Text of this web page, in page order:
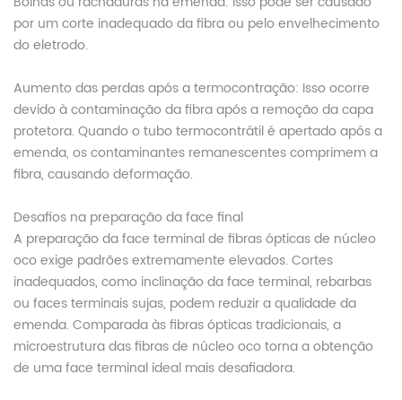
por um corte inadequado da fibra ou pelo envelhecimento
do eletrodo.
Aumento das perdas após a termocontração: Isso ocorre
devido à contaminação da fibra após a remoção da capa
protetora. Quando o tubo termocontrátil é apertado após a
emenda, os contaminantes remanescentes comprimem a
fibra, causando deformação.
Desafios na preparação da face final
A preparação da face terminal de fibras ópticas de núcleo
oco exige padrões extremamente elevados. Cortes
inadequados, como inclinação da face terminal, rebarbas
ou faces terminais sujas, podem reduzir a qualidade da
emenda. Comparada às fibras ópticas tradicionais, a
microestrutura das fibras de núcleo oco torna a obtenção
de uma face terminal ideal mais desafiadora.